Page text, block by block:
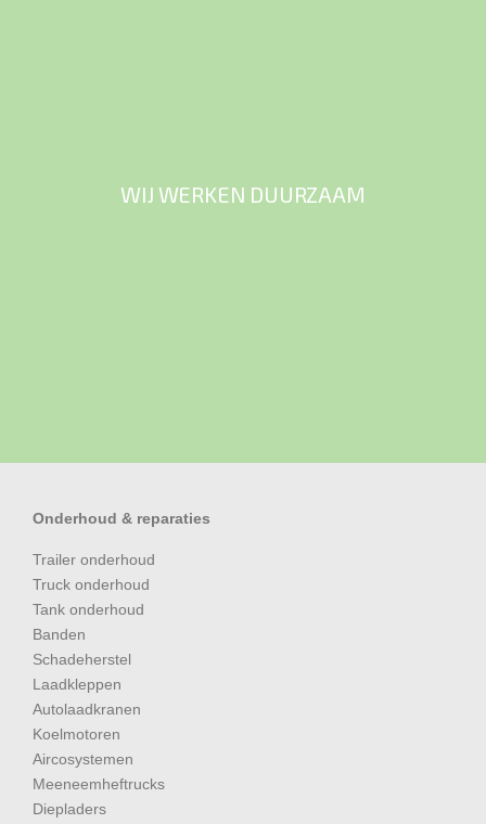
WIJ WERKEN DUURZAAM
Onderhoud & reparaties
Trailer onderhoud
Truck onderhoud
Tank onderhoud
Banden
Schadeherstel
Laadkleppen
Autolaadkranen
Koelmotoren
Aircosystemen
Meeneemheftrucks
Diepladers